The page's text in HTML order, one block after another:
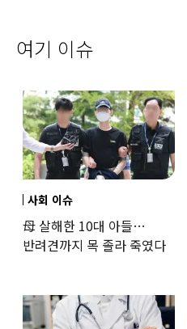
여기 이슈
사회 이슈
母 살해한 10대 아들…
반려견까지 목 졸라 죽였다